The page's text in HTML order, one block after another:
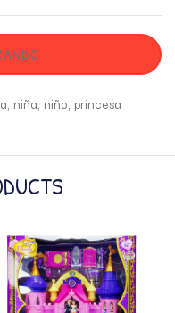
, niña, niño, princesa